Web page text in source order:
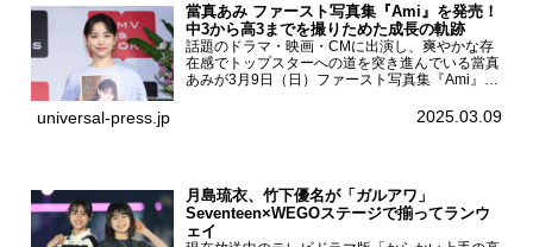
當真あみ ファースト写真集『Ami』を発売！
中3から高3までを撮りためた成長の軌跡
話題のドラマ・映画・CMに出演し、爽やかな存
在感でトップスターへの道を突き進んでいる當真
あみが3月9日（日）ファースト写真集『Ami』
BOOKS SHIBUYAで開催した。當真あみファース
universal-press.jp 2025.03.09
月島琉衣、竹下優名が「ガルアワ」
Seventeen×WEGOステージで揃ってランウ
ェイ